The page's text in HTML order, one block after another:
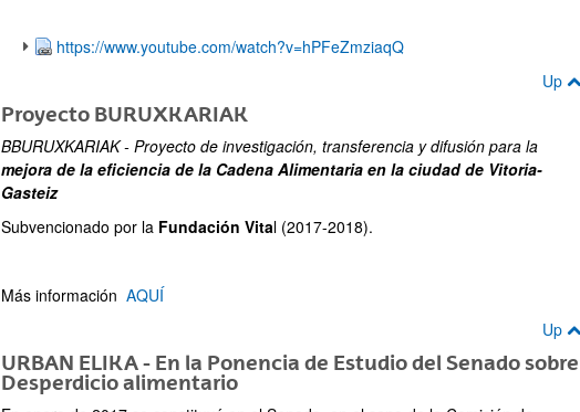
https://www.youtube.com/watch?v=hPFeZmziaqQ
Up
Proyecto BURUXKARIAK
BBURUXKARIAK - Proyecto de investigación, transferencia y difusión para la
mejora de la eficiencia de la Cadena Alimentaria en la ciudad de Vitoria-
Gasteiz
Subvencionado por la Fundación Vital (2017-2018).
Más información AQUÍ
Up
URBAN ELIKA - En la Ponencia de Estudio del Senado sobre
Desperdicio alimentario